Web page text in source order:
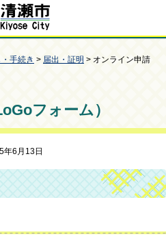
・手続き > 届出・証明 > オンライン申請
フォーム）
6月13日